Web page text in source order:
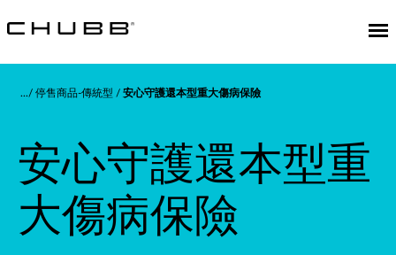
停售商品-傳統型 安心守護還本型重大傷病保險
安心守護還本型重
大傷病保險